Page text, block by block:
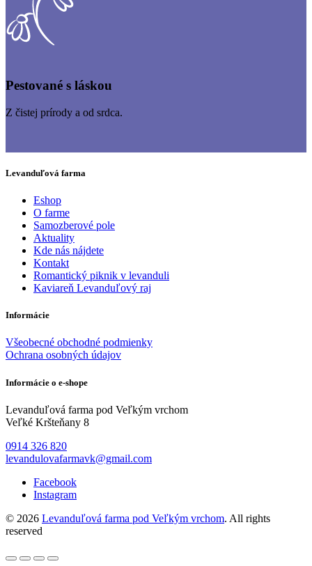
Pestované s láskou
Z čistej prírody a od srdca.
Levanduľová farma
Eshop
O farme
Samozberové pole
Aktuality
Kde nás nájdete
Kontakt
Romantický piknik v levanduli
Kaviareň Levanduľový raj
Informácie
Všeobecné obchodné podmienky
Ochrana osobných údajov
Informácie o e-shope
Levanduľová farma pod Veľkým vrchom
Veľké Kršteňany 8
0914 326 820
levandulovafarmavk@gmail.com
Facebook
Instagram
© 2026 Levanduľová farma pod Veľkým vrchom. All rights
reserved